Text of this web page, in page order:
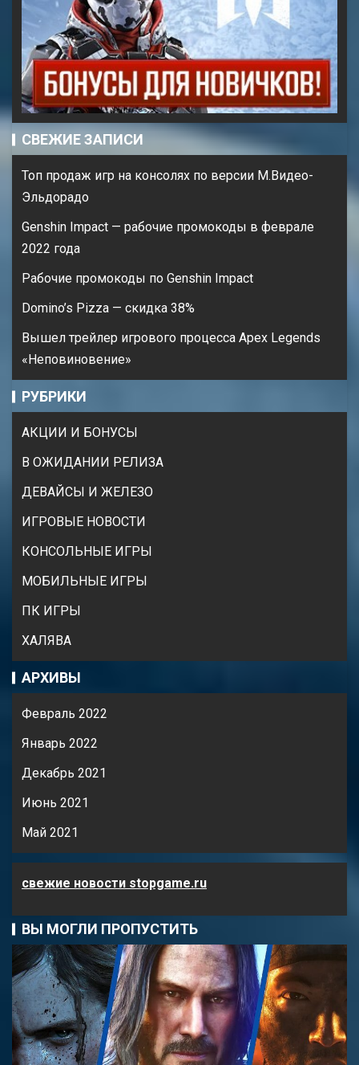
СВЕЖИЕ ЗАПИСИ
Топ продаж игр на консолях по версии М.Видео-
Эльдорадо
Genshin Impact — рабочие промокоды в феврале
2022 года
Рабочие промокоды по Genshin Impact
Domino’s Pizza — cкидка 38%
Вышел трейлер игрового процесса Apex Legends
«Неповиновение»
РУБРИКИ
АКЦИИ И БОНУСЫ
В ОЖИДАНИИ РЕЛИЗА
ДЕВАЙСЫ И ЖЕЛЕЗО
ИГРОВЫЕ НОВОСТИ
КОНСОЛЬНЫЕ ИГРЫ
МОБИЛЬНЫЕ ИГРЫ
ПК ИГРЫ
ХАЛЯВА
АРХИВЫ
Февраль 2022
Январь 2022
Декабрь 2021
Июнь 2021
Май 2021
свежие новости stopgame.ru
ВЫ МОГЛИ ПРОПУСТИТЬ